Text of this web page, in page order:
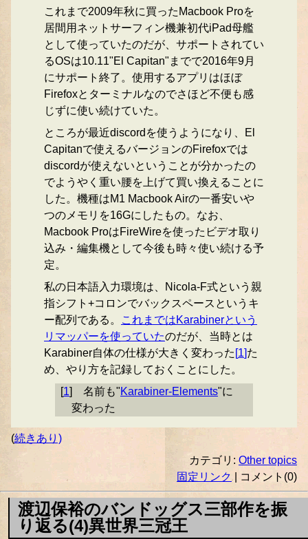
これまで2009年秋に買ったMacbook Proを
居間用ネットサーフィン機兼初代iPad母艦
として使っていたのだが、サポートされてい
るOSは10.11"El Capitan"までで2016年9月
にサポート終了。使用するアプリはほぼ
Firefoxとターミナルなのでさほど不便も感
じずに使い続けていた。
ところが最近discordを使うようになり、El
Capitanで使えるバージョンのFirefoxでは
discordが使えないということが分かったの
でようやく重い腰を上げて買い換えることに
した。機種はM1 Macbook Airの一番安いや
つのメモリを16Gにしたもの。なお、
Macbook ProはFireWireを使ったビデオ取り
込み・編集機として今後も時々使い続ける予
定。
私の日本語入力環境は、Nicola-F式という親
指シフト+コロンでバックスペースというキ
ー配列である。
これまではKarabinerという
リマッパーを使っていたのだが、当時とは
Karabiner自体の仕様が大きく変わった [1]た
め、やり方を記録しておくことにした。
[1] 名前も"Karabiner-Elements"に
変わった
(続きあり)
カテゴリ: Other topics
固定リンク
| コメント(0)
渡辺保裕のバンドッグス三部作を振
り返る(4)異世界三冠王